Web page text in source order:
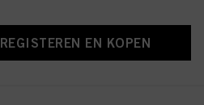
REGISTEREN EN KOPEN